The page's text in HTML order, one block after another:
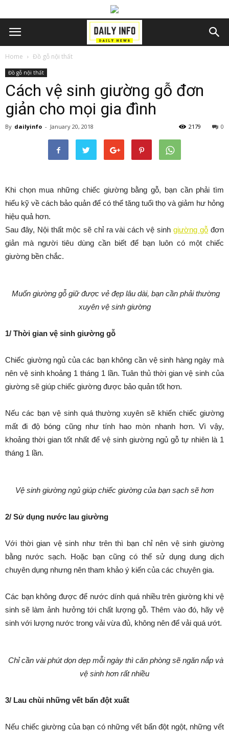
Home Đồ gỗ nội thất
Đồ gỗ nội thất
Cách vệ sinh giường gỗ đơn
giản cho mọi gia đình
By dailyinfo - January 20, 2018 0
2179
Khi chọn mua những chiếc giường bằng gỗ, bạn cần phải tìm
hiểu kỹ về cách bảo quản để có thể tăng tuổi thọ và giảm hư hỏng
hiệu quả hơn.
Sau đây, Nội thất mộc sẽ chỉ ra vài cách vệ sinhgiường gỗ đơn
giản mà người tiêu dùng cần biết để bạn luôn có một chiếc
giường bền chắc.
Muốn giường gỗ giữ được vẻ đẹp lâu dài, bạn cần phải thường
xuyên vệ sinh giường
1/ Thời gian vệ sinh giường gỗ
Chiếc giường ngủ của các bạn không cần vệ sinh hàng ngày mà
nên vệ sinh khoảng 1 tháng 1 lần. Tuân thủ thời gian vệ sinh của
giường sẽ giúp chiếc giường được bảo quản tốt hơn.
Nếu các bạn vệ sinh quá thường xuyên sẽ khiến chiếc giường
mất đi độ bóng cũng như tính hao mòn nhanh hơn. Vì vậy,
khoảng thời gian tốt nhất để vệ sinh giường ngủ gỗ tự nhiên là 1
tháng 1 lần.
Vệ sinh giường ngủ giúp chiếc giường của bạn sạch sẽ hơn
2/ Sử dụng nước lau giường
Với thời gian vệ sinh như trên thì bạn chỉ nên vệ sinh giường
bằng nước sạch. Hoặc bạn cũng có thể sử dụng dung dịch
chuyên dụng nhưng nên tham khảo ý kiến của các chuyên gia.
Các bạn không được để nước dính quá nhiều trên giường khi vệ
sinh sẽ làm ảnh hưởng tới chất lượng gỗ. Thêm vào đó, hãy vệ
sinh với lượng nước trong vải vừa đủ, không nên để vải quá ướt.
Chỉ cần vài phút dọn dẹp mỗi ngày thì căn phòng sẽ ngăn nắp và
vệ sinh hơn rất nhiều
3/ Lau chùi những vết bẩn đột xuất
Nếu chiếc giường của bạn có những vết bẩn đột ngột, những vết